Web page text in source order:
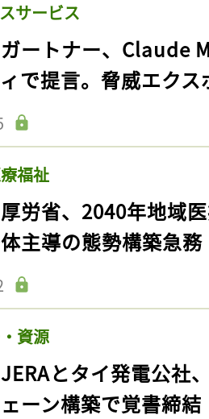
サービス
ガートナー、Claude
で提言。脅威エク
福祉
厚労省、2040年地域
主導の態勢構築急務
資源
JERAとタイ発電公社
ーン構築で覚書締結
をお気に入りに